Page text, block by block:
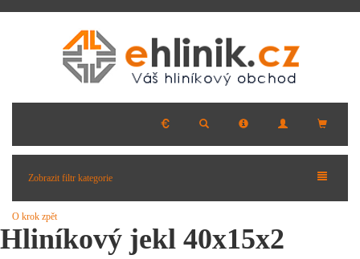
Zobrazit filtr kategorie
O krok zpět
Hliníkový jekl 40x15x2